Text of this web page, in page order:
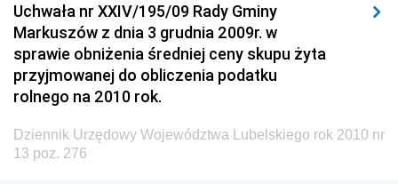
Uchwała nr XXIV/195/09 Rady Gminy
Markuszów z dnia 3 grudnia 2009r. w
sprawie obniżenia średniej ceny skupu żyta
przyjmowanej do obliczenia podatku
rolnego na 2010 rok.
Dziennik Urzędowy Województwa Lubelskiego rok 2010 nr
13 poz. 276